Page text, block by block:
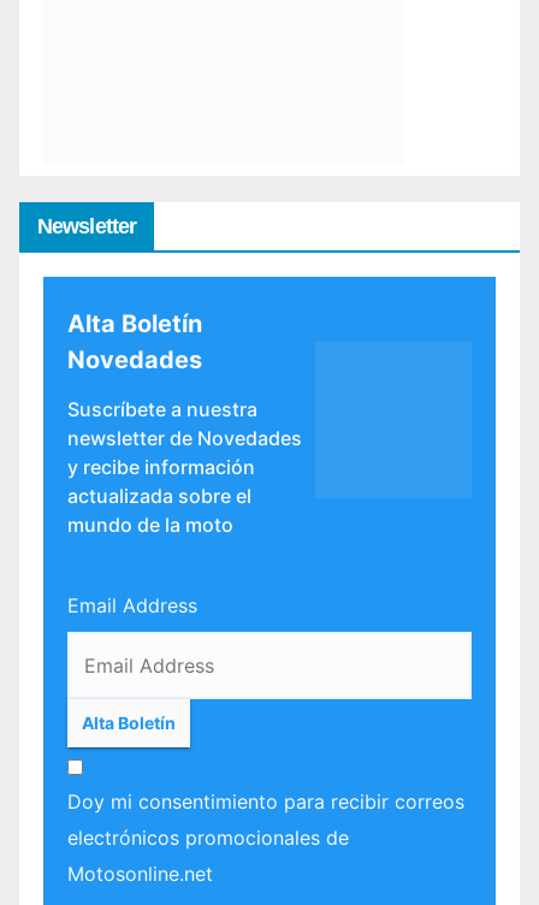
Newsletter
Alta Boletín
Novedades
Suscríbete a nuestra
newsletter de Novedades
y recibe información
actualizada sobre el
mundo de la moto
Email Address
Doy mi consentimiento para recibir correos
electrónicos promocionales de
Motosonline.net